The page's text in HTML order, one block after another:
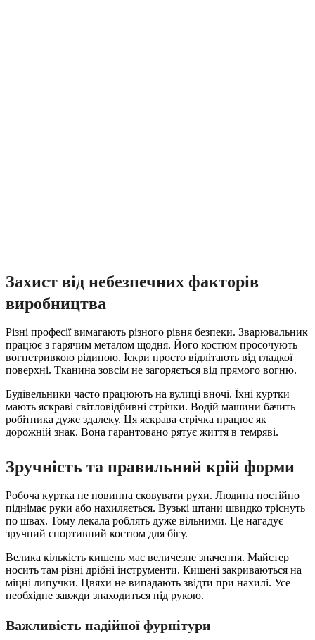
Захист від небезпечних факторів
виробництва
Різні професії вимагають різного рівня безпеки. Зварювальник
працює з гарячим металом щодня. Його костюм просочують
вогнетривкою рідиною. Іскри просто відлітають від гладкої
поверхні. Тканина зовсім не загоряється від прямого вогню.
Будівельники часто працюють на вулиці вночі. Їхні куртки
мають яскраві світловідбивні стрічки. Водій машини бачить
робітника дуже здалеку. Ця яскрава стрічка працює як
дорожній знак. Вона гарантовано рятує життя в темряві.
Зручність та правильний крій форми
Робоча куртка не повинна сковувати рухи. Людина постійно
піднімає руки або нахиляється. Вузькі штани швидко тріснуть
по швах. Тому лекала роблять дуже вільними. Це нагадує
зручний спортивний костюм для бігу.
Велика кількість кишень має величезне значення. Майстер
носить там різні дрібні інструменти. Кишені закриваються на
міцні липучки. Цвяхи не випадають звідти при нахилі. Усе
необхідне завжди знаходиться під рукою.
Важливість надійної фурнітури